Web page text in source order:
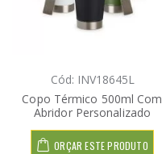
Cód: INV18645L
Copo Térmico 500ml Com
Abridor Personalizado
ORÇAR ESTE PRODUTO